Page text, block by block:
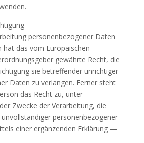
personenbezogener Daten
hat das vom Europäischen
gewährte Recht, die
sie betreffender unrichtiger
Daten zu verlangen. Ferner steht
das Recht zu, unter
Zwecke der Verarbeitung, die
personenbezogener
einer ergänzenden Erklärung —